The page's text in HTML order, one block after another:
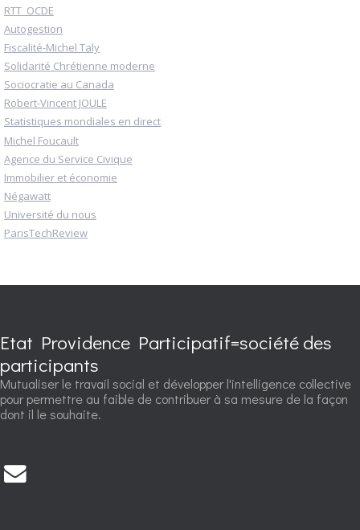
RTT_OCDE
Autogestion
Fiscalité-Michel Taly
Solidarité Chrétienne moderne
Sociocratie au Canada
Robert-Vincent JOULE
Statistiques mondiales en direct
Michel Foucault
Agence du Service Civique
Immobilier et économie
Négawatt
Université du nous
ParisTechReview
Etat Providence Participatif=société des
participants
Mutualiser le travail social et développer l'intelligence collective
pour permettre au faible de contribuer à sa mesure de la façon
dont il le souhaite.